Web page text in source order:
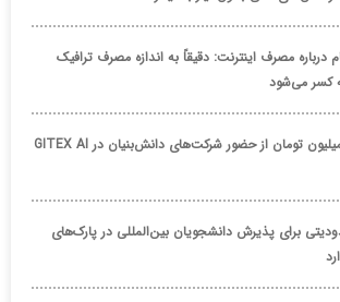
درباره مصرف اینترنت: دقیقاً به اندازه مصرف ترافیک
کسر می‌شود
حمایت تا سقف ۴۵۰ میلیون تومان از حضور شرکت‌های دانش‌بنیان در GITEX AI
برای پذیرش دانشجویان بین‌المللی در پارک‌های